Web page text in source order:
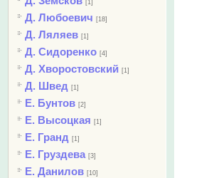
[1]
Д. Любоевич [18]
Д. Ляляев [1]
Д. Сидоренко [4]
Д. Хворостовский [1]
Д. Швед [1]
Е. Бунтов [2]
Е. Высоцкая [1]
Е. Гранд [1]
Е. Груздева [3]
Е. Данилов [10]